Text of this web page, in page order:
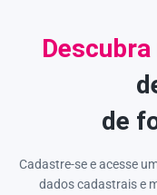
Descubra
de
Cadastre-se e acesse
dados cadastrais e